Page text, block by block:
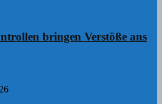
bringen Verstöße ans